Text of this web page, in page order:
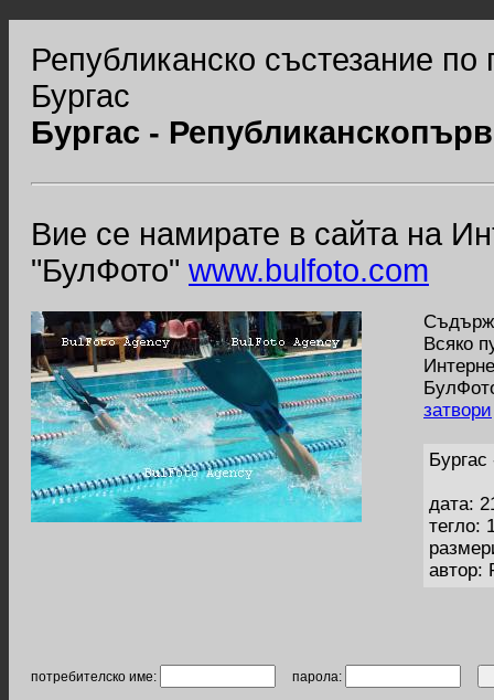
Републиканско състезание
Бургас
Бургас -
Вие се намирате в сайта на
"БулФото" www.bulfoto.com
Всяко
затвори
дата:
тегло:
автор:
потребителско име: парола: